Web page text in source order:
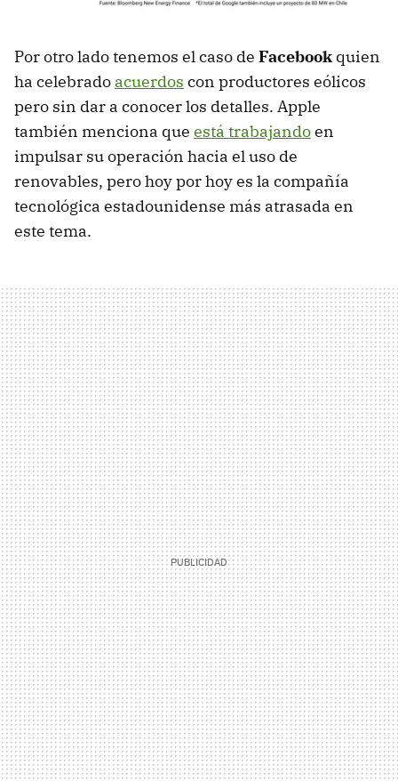
Por otro lado tenemos el caso de Facebookquien
ha celebrado acuerdos con productores eólicos
pero sin dar a conocer los detalles. Apple
también menciona que está trabajandoen
impulsar su operación hacia el uso de
renovables, pero hoy por hoy es la compañía
tecnológica estadounidense más atrasada en
este tema.